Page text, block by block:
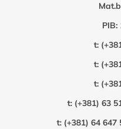
PIB:
t:
t:
t:
t: (+381) 63
t: (+381) 64